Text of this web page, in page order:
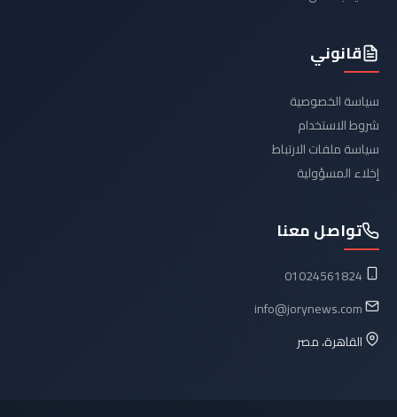
قانوني
سياسة الخصوصية
شروط الاستخدام
سياسة ملفات الارتباط
إخلاء المسؤولية
تواصل معنا
01024561824
info@jorynews.com
القاهرة، مصر